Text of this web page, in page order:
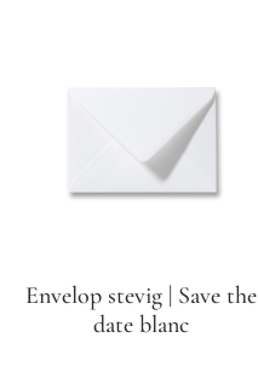
Envelop stevig | Save the
date blanc